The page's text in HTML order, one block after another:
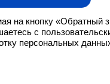
на кнопку «Обратный
с
персональных